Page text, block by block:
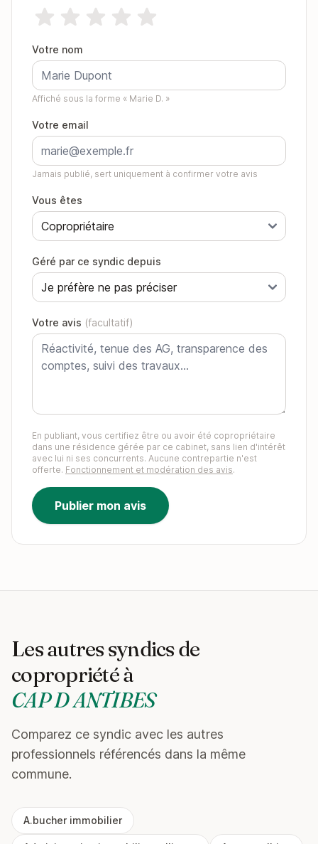
Votre nom
Affiché sous la forme « Marie D. »
Votre email
Jamais publié, sert uniquement à confirmer votre avis
Vous êtes
Géré par ce syndic depuis
Votre avis (facultatif)
En publiant, vous certifiez être ou avoir été copropriétaire
dans une résidence gérée par ce cabinet, sans lien d'intérêt
avec lui ni ses concurrents. Aucune contrepartie n'est
offerte. Fonctionnement et modération des avis.
Publier mon avis
Les autres syndics de
copropriété à
CAP D ANTIBES
Comparez ce syndic avec les autres
professionnels référencés dans la même
commune.
A.bucher immobilier